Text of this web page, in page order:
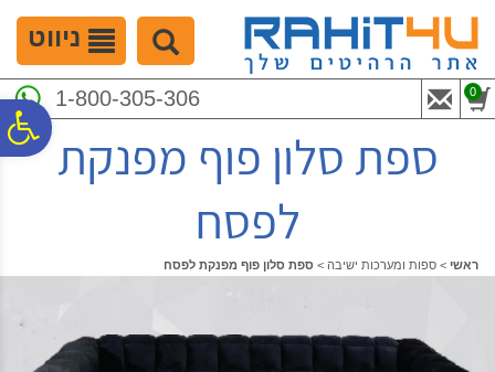
נגישות
המרכזי
ניווט
1-800-305-306 0
ספת סלון פוף מפנקת
לפסח
ראשי > ספות ומערכות ישיבה > ספת סלון פוף מפנקת לפסח